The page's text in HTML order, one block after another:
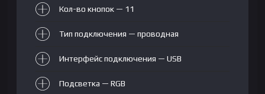
Кол-во кнопок — 11
Тип подключения — проводная
Интерфейс подключения — USB
Подсветка — RGB